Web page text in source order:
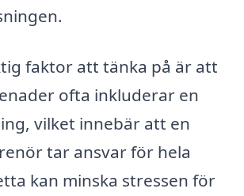
faktor att tänka på är att
ofta inkluderar en
vilket innebär att en
tar ansvar för hela
kan minska stressen för